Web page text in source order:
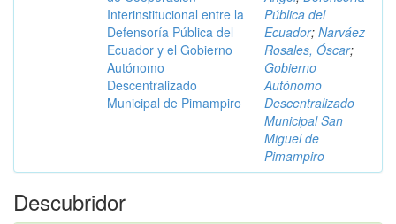
Interinstitucional entre la
Defensoría Pública del
Ecuador y el Gobierno
Autónomo
Descentralizado
Municipal de Pimampiro
Pública del
Ecuador; Narváez
Rosales, Óscar;
Gobierno
Autónomo
Descentralizado
Municipal San
Miguel de
Pimampiro
Descubridor